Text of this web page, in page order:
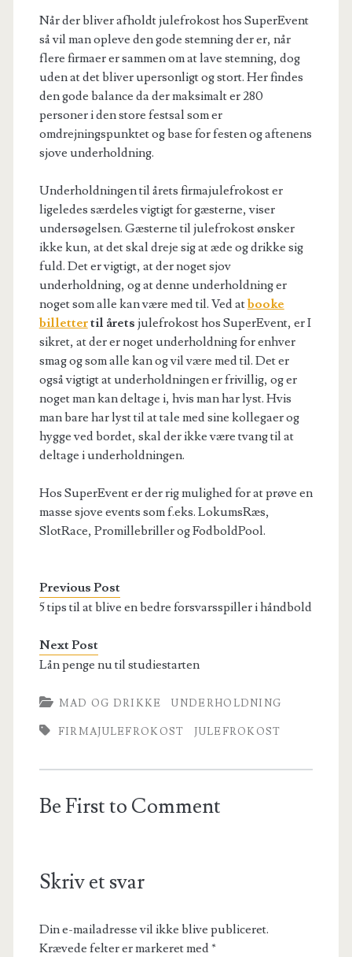
Når der bliver afholdt julefrokost hos SuperEvent
så vil man opleve den gode stemning der er, når
flere firmaer er sammen om at lave stemning, dog
uden at det bliver upersonligt og stort. Her findes
den gode balance da der maksimalt er 280
personer i den store festsal som er
omdrejningspunktet og base for festen og aftenens
sjove underholdning.
Underholdningen til årets firmajulefrokost er
ligeledes særdeles vigtigt for gæsterne, viser
undersøgelsen. Gæsterne til julefrokost ønsker
ikke kun, at det skal dreje sig at æde og drikke sig
fuld. Det er vigtigt, at der noget sjov
underholdning, og at denne underholdning er
noget som alle kan være med til. Ved atbooke
billettertil årets julefrokost hos SuperEvent, er I
sikret, at der er noget underholdning for enhver
smag og som alle kan og vil være med til. Det er
også vigtigt at underholdningen er frivillig, og er
noget man kan deltage i, hvis man har lyst. Hvis
man bare har lyst til at tale med sine kollegaer og
hygge ved bordet, skal der ikke være tvang til at
deltage i underholdningen.
Hos SuperEvent er der rig mulighed for at prøve en
masse sjove events som f.eks. LokumsRæs,
SlotRace, Promillebriller og FodboldPool.
Previous Post
5 tips til at blive en bedre forsvarsspiller i håndbold
Next Post
Lån penge nu til studiestarten
MAD OG DRIKKE UNDERHOLDNING
FIRMAJULEFROKOST JULEFROKOST
Be First to Comment
Skriv et svar
Din e-mailadresse vil ikke blive publiceret.
Krævede felter er markeret med*